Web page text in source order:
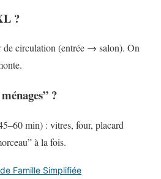
?
de circulation (entrée → salon). On
?
min) : vitres, four, placard
à la fois.
Famille Simplifiée